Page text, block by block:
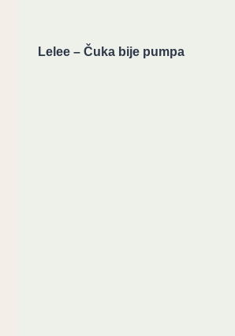
Lelee – Čuka bije pumpa